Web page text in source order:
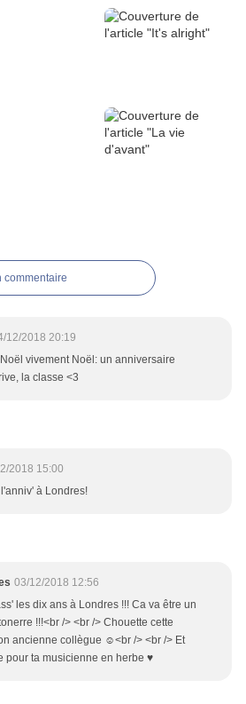
commentaire
12/2018 20:19
vivement Noël: un anniversaire
la classe <3
2018 15:00
à Londres!
03/12/2018 12:56
les dix ans à Londres !!! Ca va être un
!!!<br /> <br /> Chouette cette
ancienne collègue ☺<br /> <br /> Et
pour ta musicienne en herbe ♥